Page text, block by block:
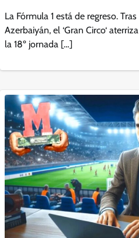
La Fórmula 1 está de regreso.
Azerbaiyán, el ‘Gran Circo‘
la 18º jornada […]